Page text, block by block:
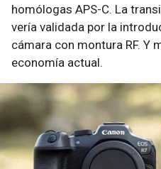
homólogas APS-C. La
vería validada por la
cámara con montura RF. Y
economía actual.